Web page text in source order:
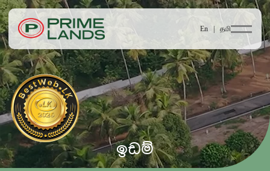
En | தமி
ඉඩම්